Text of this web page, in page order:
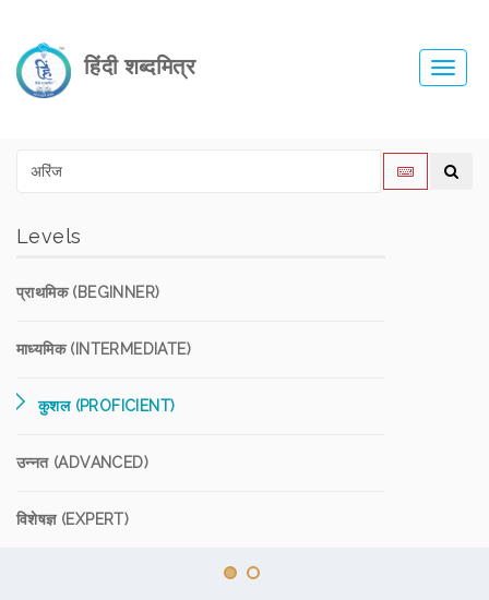
हिंदी शब्दमित्र
Levels
प्राथमिक (BEGINNER)
माध्यमिक (INTERMEDIATE)
कुशल (PROFICIENT)
उन्नत (ADVANCED)
विशेषज्ञ (EXPERT)